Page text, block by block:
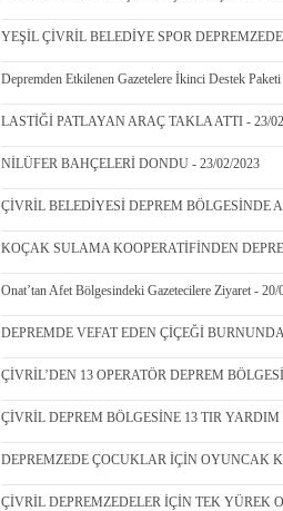
YEŞİL ÇİVRİL BELEDİYE SPOR
Depremden Etkilenen Gazetelere İkinci Destek
LASTİĞİ PATLAYAN ARAÇ TAKLA ATTI - 23/
NİLÜFER BAHÇELERİ DONDU - 23/02/2023
ÇİVRİL BELEDİYESİ DEPREM BÖLGESİNDE
KOÇAK SULAMA KOOPERATİFİNDEN
Onat’tan Afet Bölgesindeki Gazetecilere Ziyaret - 20/
DEPREMDE VEFAT EDEN ÇİÇEĞİ
ÇİVRİL’DEN 13 OPERATÖR DEPREM
ÇİVRİL DEPREM BÖLGESİNE 13 TIR YARDIM
DEPREMZEDE ÇOCUKLAR İÇİN OYUNCAK
ÇİVRİL DEPREMZEDELER İÇİN TEK YÜREK